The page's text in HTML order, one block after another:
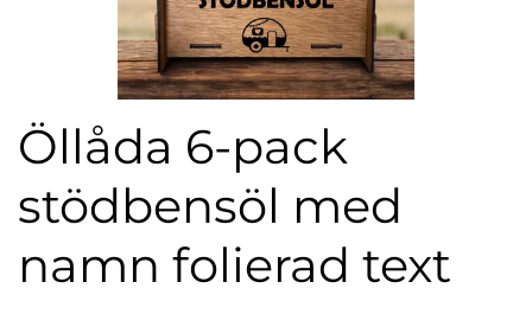
Öllåda 6-pack
stödbensöl med
namn folierad text